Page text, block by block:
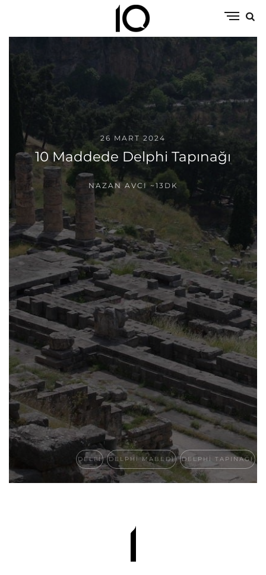
26 MART 2024
10 Maddede Delphi Tapınağı
NAZAN AVCI ~13DK
DELFI DELPHI MABEDI DELPHI TAPINAĞI